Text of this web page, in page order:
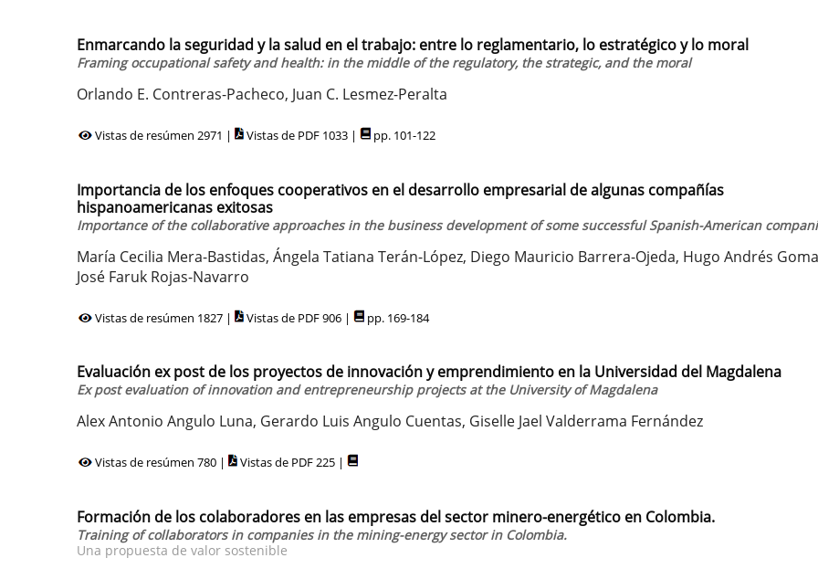
Enmarcando la seguridad y la salud en el trabajo: entre lo reglamentario, lo estratégico y lo moral
Framing occupational safety and health: in the middle of the regulatory, the strategic, and the moral
Orlando E. Contreras-Pacheco, Juan C. Lesmez-Peralta
Vistas de resúmen 2971 | Vistas de PDF 1033 | pp. 101-122
Importancia de los enfoques cooperativos en el desarrollo empresarial de algunas compañías
hispanoamericanas exitosas
Importance of the collaborative approaches in the business development of some successful Spanish-American
María Cecilia Mera-Bastidas, Ángela Tatiana Terán-López, Diego Mauricio Barrera-Ojeda, Hugo Andrés
José Faruk Rojas-Navarro
Vistas de resúmen 1827 | Vistas de PDF 906 | pp. 169-184
Evaluación ex post de los proyectos de innovación y emprendimiento en la Universidad del Magdalena
Ex post evaluation of innovation and entrepreneurship projects at the University of Magdalena
Alex Antonio Angulo Luna, Gerardo Luis Angulo Cuentas, Giselle Jael Valderrama Fernández
Vistas de resúmen 780 | Vistas de PDF 225 |
Formación de los colaboradores en las empresas del sector minero-energético en Colombia.
Training of collaborators in companies in the mining-energy sector in Colombia.
Una propuesta de valor sostenible